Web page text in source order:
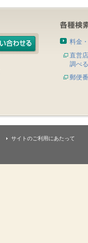
料金
直営
調べる
郵便
サイトのご利用にあたって